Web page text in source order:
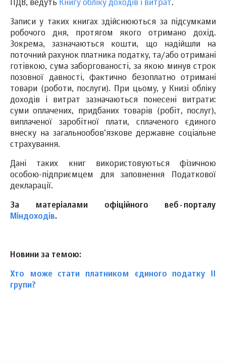
ПДВ, ведуть Книгу обліку доходів і витрат.
Записи у таких книгах здійснюються за підсумками
робочого дня, протягом якого отримано дохід.
Зокрема, зазначаються кошти, що надійшли на
поточний рахунок платника податку, та/або отримані
готівкою, сума заборгованості, за якою минув строк
позовної давності, фактично безоплатно отримані
товари (роботи, послуги). При цьому, у Книзі обліку
доходів і витрат зазначаються понесені витрати:
суми оплачених, придбаних товарів (робіт, послуг),
виплаченої заробітної плати, сплаченого єдиного
внеску на загальнообов’язкове державне соціальне
страхування.
Дані таких книг використовуються фізичною
особою-підприємцем для заповнення Податкової
декларації.
За матеріалами офіційного веб-порталу
Міндоходів.
Новини за темою:
Хто може стати платником єдиного податку ІІ
групи?